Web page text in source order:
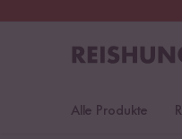
Alle Produkte